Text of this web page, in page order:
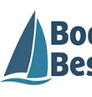
Inhalt
springen